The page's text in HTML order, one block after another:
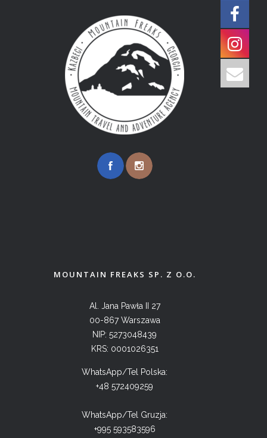
MOUNTAIN FREAKS SP. Z O.O.
Al. Jana Pawła II 27
00-867 Warszawa
NIP: 5273048439
KRS: 0001026351
WhatsApp/Tel Polska:
+48 572409259
WhatsApp/Tel Gruzja:
+995 593583596